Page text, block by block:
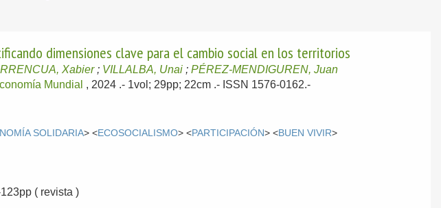
dimensiones clave para el cambio social en los territorios
Xabier; VILLALBA, Unai ;PÉREZ-MENDIGUREN, Juan
Mundial , 2024 .- 1vol; 29pp; 22cm .- ISSN 1576-0162.-
SOLIDARIA> <ECOSOCIALISMO> <PARTICIPACIÓN> <BUEN VIVIR>
( revista )